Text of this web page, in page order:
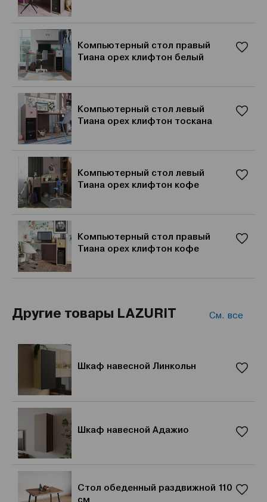
Компьютерный стол правый
Тиана орех клифтон белый
Компьютерный стол левый
Тиана орех клифтон тоскана
Компьютерный стол левый
Тиана орех клифтон кофе
Компьютерный стол правый
Тиана орех клифтон кофе
Другие товары LAZURIT См. все
Шкаф навесной Линкольн
Шкаф навесной Адажио
Стол обеденный раздвижной 110
см